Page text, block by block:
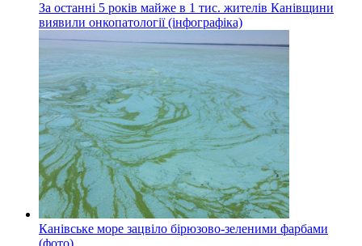
За останні 5 років майже в 1 тис. жителів Канівщини
виявили онкопатології (інфографіка)
Канівське море зацвіло бірюзово-зеленими фарбами